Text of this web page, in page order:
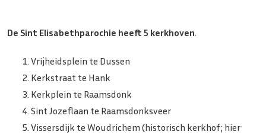
De Sint Elisabethparochie heeft 5 kerkhoven.
Vrijheidsplein te Dussen
Kerkstraat te Hank
Kerkplein te Raamsdonk
Sint Jozeflaan te Raamsdonksveer
Vissersdijk te Woudrichem (historisch kerkhof; hier